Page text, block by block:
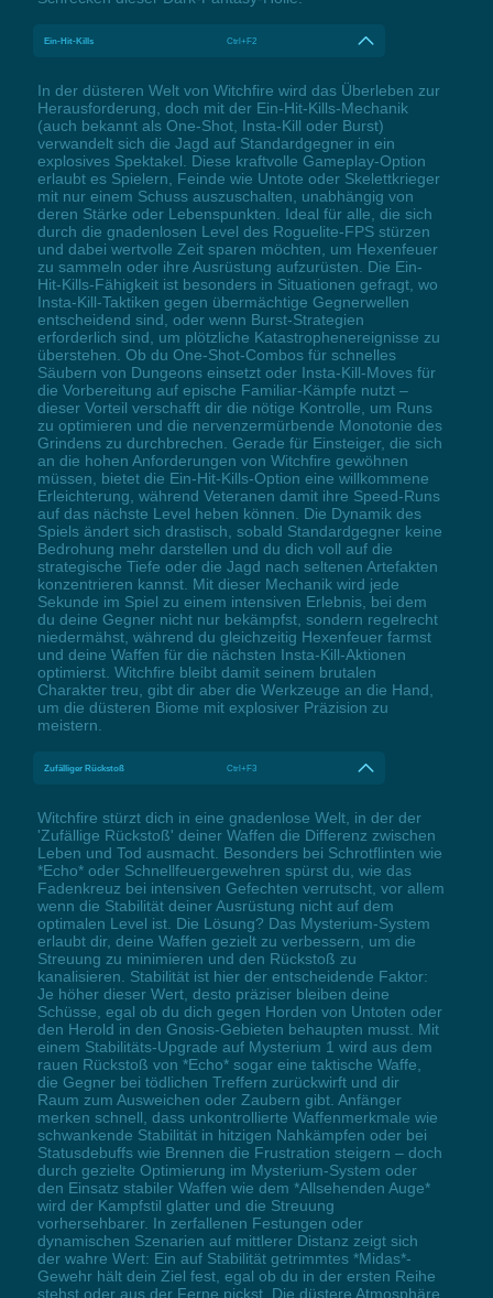
Ein-Hit-Kills Ctrl+F2
In der düsteren Welt von Witchfire wird das Überleben zur
Herausforderung, doch mit der Ein-Hit-Kills-Mechanik
(auch bekannt als One-Shot, Insta-Kill oder Burst)
verwandelt sich die Jagd auf Standardgegner in ein
explosives Spektakel. Diese kraftvolle Gameplay-Option
erlaubt es Spielern, Feinde wie Untote oder Skelettkrieger
mit nur einem Schuss auszuschalten, unabhängig von
deren Stärke oder Lebenspunkten. Ideal für alle, die sich
durch die gnadenlosen Level des Roguelite-FPS stürzen
und dabei wertvolle Zeit sparen möchten, um Hexenfeuer
zu sammeln oder ihre Ausrüstung aufzurüsten. Die Ein-
Hit-Kills-Fähigkeit ist besonders in Situationen gefragt, wo
Insta-Kill-Taktiken gegen übermächtige Gegnerwellen
entscheidend sind, oder wenn Burst-Strategien
erforderlich sind, um plötzliche Katastrophenereignisse zu
überstehen. Ob du One-Shot-Combos für schnelles
Säubern von Dungeons einsetzt oder Insta-Kill-Moves für
die Vorbereitung auf epische Familiar-Kämpfe nutzt –
dieser Vorteil verschafft dir die nötige Kontrolle, um Runs
zu optimieren und die nervenzermürbende Monotonie des
Grindens zu durchbrechen. Gerade für Einsteiger, die sich
an die hohen Anforderungen von Witchfire gewöhnen
müssen, bietet die Ein-Hit-Kills-Option eine willkommene
Erleichterung, während Veteranen damit ihre Speed-Runs
auf das nächste Level heben können. Die Dynamik des
Spiels ändert sich drastisch, sobald Standardgegner keine
Bedrohung mehr darstellen und du dich voll auf die
strategische Tiefe oder die Jagd nach seltenen Artefakten
konzentrieren kannst. Mit dieser Mechanik wird jede
Sekunde im Spiel zu einem intensiven Erlebnis, bei dem
du deine Gegner nicht nur bekämpfst, sondern regelrecht
niedermähst, während du gleichzeitig Hexenfeuer farmst
und deine Waffen für die nächsten Insta-Kill-Aktionen
optimierst. Witchfire bleibt damit seinem brutalen
Charakter treu, gibt dir aber die Werkzeuge an die Hand,
um die düsteren Biome mit explosiver Präzision zu
meistern.
Zufälliger Rückstoß Ctrl+F3
Witchfire stürzt dich in eine gnadenlose Welt, in der der
'Zufällige Rückstoß' deiner Waffen die Differenz zwischen
Leben und Tod ausmacht. Besonders bei Schrotflinten wie
*Echo* oder Schnellfeuergewehren spürst du, wie das
Fadenkreuz bei intensiven Gefechten verrutscht, vor allem
wenn die Stabilität deiner Ausrüstung nicht auf dem
optimalen Level ist. Die Lösung? Das Mysterium-System
erlaubt dir, deine Waffen gezielt zu verbessern, um die
Streuung zu minimieren und den Rückstoß zu
kanalisieren. Stabilität ist hier der entscheidende Faktor:
Je höher dieser Wert, desto präziser bleiben deine
Schüsse, egal ob du dich gegen Horden von Untoten oder
den Herold in den Gnosis-Gebieten behaupten musst. Mit
einem Stabilitäts-Upgrade auf Mysterium 1 wird aus dem
rauen Rückstoß von *Echo* sogar eine taktische Waffe,
die Gegner bei tödlichen Treffern zurückwirft und dir
Raum zum Ausweichen oder Zaubern gibt. Anfänger
merken schnell, dass unkontrollierte Waffenmerkmale wie
schwankende Stabilität in hitzigen Nahkämpfen oder bei
Statusdebuffs wie Brennen die Frustration steigern – doch
durch gezielte Optimierung im Mysterium-System oder
den Einsatz stabiler Waffen wie dem *Allsehenden Auge*
wird der Kampfstil glatter und die Streuung
vorhersehbarer. In zerfallenen Festungen oder
dynamischen Szenarien auf mittlerer Distanz zeigt sich
der wahre Wert: Ein auf Stabilität getrimmtes *Midas*-
Gewehr hält dein Ziel fest, egal ob du in der ersten Reihe
stehst oder aus der Ferne pickst. Die düstere Atmosphäre